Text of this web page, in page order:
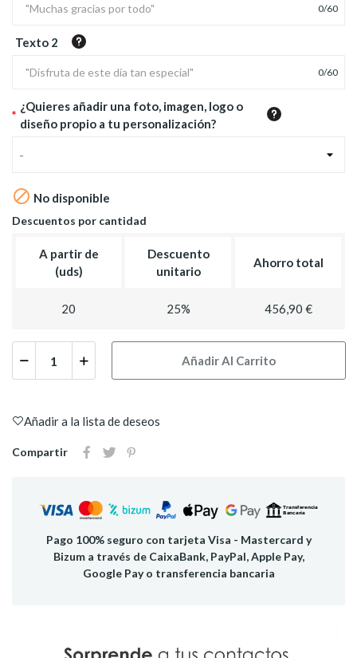
0/60
Texto 2
0/60
*
¿Quieres añadir una foto, imagen, logo o
diseño propio a tu personalización?
-
 No disponible
Descuentos por cantidad
A partir de
(uds)
Descuento
unitario
Ahorro total
20 25% 456,90 €
Añadir Al Carrito
Añadir a la lista de deseos
Compartir
Pago 100% seguro con tarjeta Visa - Mastercard y
Bizum a través de CaixaBank, PayPal, Apple Pay,
Google Pay o transferencia bancaria